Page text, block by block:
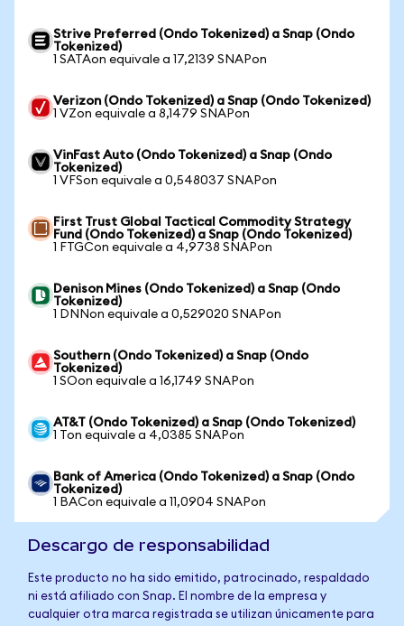
Strive Preferred (Ondo Tokenized) a Snap (Ondo
Tokenized)
1 SATAon equivale a 17,2139 SNAPon
Verizon (Ondo Tokenized) a Snap (Ondo Tokenized)
1 VZon equivale a 8,1479 SNAPon
VinFast Auto (Ondo Tokenized) a Snap (Ondo
Tokenized)
1 VFSon equivale a 0,548037 SNAPon
First Trust Global Tactical Commodity Strategy
Fund (Ondo Tokenized) a Snap (Ondo Tokenized)
1 FTGCon equivale a 4,9738 SNAPon
Denison Mines (Ondo Tokenized) a Snap (Ondo
Tokenized)
1 DNNon equivale a 0,529020 SNAPon
Southern (Ondo Tokenized) a Snap (Ondo
Tokenized)
1 SOon equivale a 16,1749 SNAPon
AT&T (Ondo Tokenized) a Snap (Ondo Tokenized)
1 Ton equivale a 4,0385 SNAPon
Bank of America (Ondo Tokenized) a Snap (Ondo
Tokenized)
1 BACon equivale a 11,0904 SNAPon
Descargo de responsabilidad
Este producto no ha sido emitido, patrocinado, respaldado
ni está afiliado con Snap. El nombre de la empresa y
cualquier otra marca registrada se utilizan únicamente para